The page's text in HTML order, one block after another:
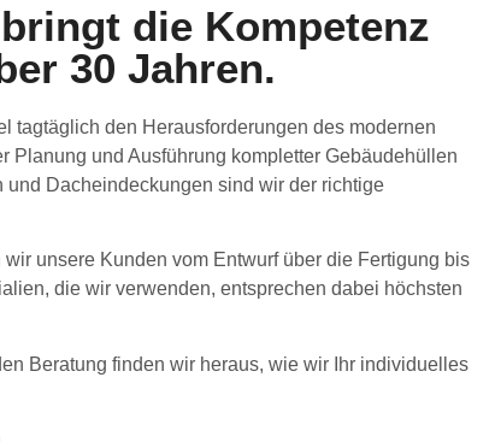
die Kompetenz
30 Jahren.
tagtäglich den Herausforderungen des modernen
Planung und Ausführung kompletter Gebäudehüllen
und Dacheindeckungen sind wir der richtige
unsere Kunden vom Entwurf über die Fertigung bis
die wir verwenden, entsprechen dabei höchsten
Beratung finden wir heraus, wie wir Ihr individuelles